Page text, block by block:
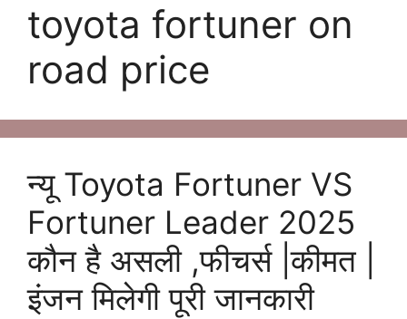
toyota fortuner on
road price
न्यू Toyota Fortuner VS
Fortuner Leader 2025
कौन है असली ,फीचर्स |कीमत |
इंजन मिलेगी पूरी जानकारी